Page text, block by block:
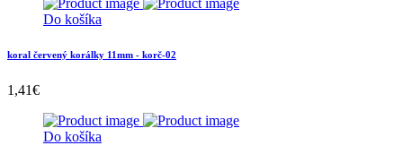
Do košíka
koral červený korálky 11mm - korč-02
1,41€
Do košíka